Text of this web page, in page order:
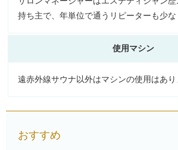
持ち主で、年単位で通うリピーターも少な
使用マシン
遠赤外線サウナ以外はマシンの使用はあり
おすすめ